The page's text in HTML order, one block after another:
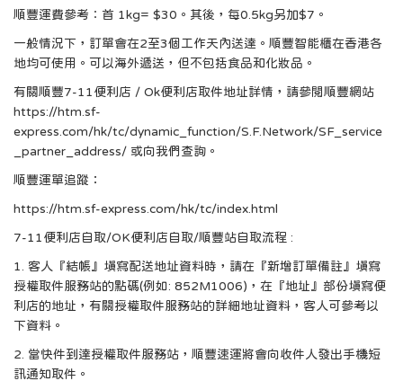
順豐運費參考︰首 1kg= $30。其後，每0.5kg另加$7。
一般情況下，訂單會在2至3個工作天內送達。順豐智能櫃在香港各
地均可使用。可以海外遞送，但不包括食品和化妝品。
有關順豐7-11便利店 / Ok便利店取件地址詳情，請參閱順豐網站
https://htm.sf-
express.com/hk/tc/dynamic_function/S.F.Network/SF_service
_partner_address/ 或向我們查詢。
順豐運單追蹤：
https://htm.sf-express.com/hk/tc/index.html
7-11便利店自取/OK便利店自取/順豐站自取流程 :
1. 客人『結帳』填寫配送地址資料時，請在『新增訂單備註』填寫
授權取件服務站的點碼(例如: 852M1006)，在『地址』部份填寫便
利店的地址，有關授權取件服務站的詳細地址資料，客人可參考以
下資料。
2. 當快件到達授權取件服務站，順豐速運將會向收件人發出手機短
訊通知取件。